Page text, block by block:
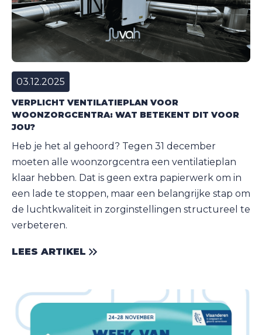
03.12.2025
VERPLICHT VENTILATIEPLAN VOOR
WOONZORGCENTRA: WAT BETEKENT DIT VOOR
JOU?
Heb je het al gehoord? Tegen 31 december
moeten alle woonzorgcentra een ventilatieplan
klaar hebben. Dat is geen extra papierwerk om in
een lade te stoppen, maar een belangrijke stap om
de luchtkwaliteit in zorginstellingen structureel te
verbeteren.
LEES ARTIKEL